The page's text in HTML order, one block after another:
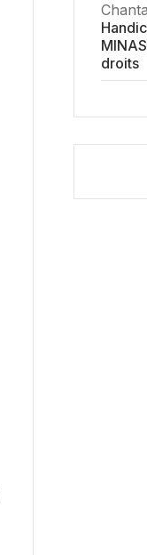
droits